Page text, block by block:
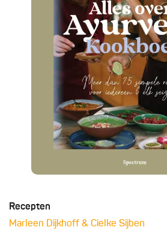
Recepten
Marleen Dijkhoff & Cielke Sijben